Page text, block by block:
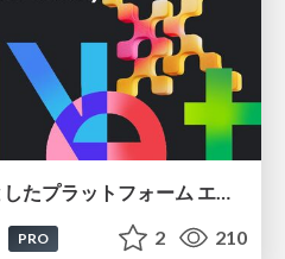
AIエージェントを前提としたプラットフォーム エンジニアリング：GKEで作るAgent-Ready Golden Path
PRO 2 210